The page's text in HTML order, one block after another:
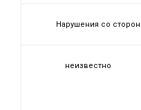
Нарушения со
неизвестно